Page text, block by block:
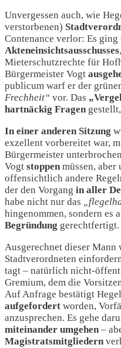
Unvergessen auch, wie
verstorbenen)
Contenance verlor: Es
Akteneinsichtsausschusses
Mieterschutzrechte für
Bürgermeister Vogt
publicum warf er der
Frechheit“ vor. Das
hartnäckig Fragen
In einer anderen Sitzung
exzellent vorbereitet war,
Bürgermeister
Vogt stoppen müssen, aber
offensichtlich andere
der den Vorgang in aller
habe nicht nur das
hingenommen, sondern es
Begründung gerechtfertigt.
Ausgerechnet dieser Mann
Stadtverordneten
tagt – natürlich nicht-
Gremium, dem die
Auf Anfrage bestätigt
aufgefordert worden,
anzusprechen. Es gehe
miteinander umgehen –
Magistratsmitgliedern